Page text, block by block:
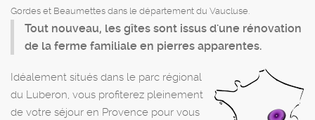
Gordes et Beaumettes dans le département du Vaucluse.
Tout nouveau, les gîtes sont issus d'une rénovation
de la ferme familiale en pierres apparentes.
Idéalement situés dans le parc régional
du Luberon, vous profiterez pleinement
de votre séjour en Provence pour vous